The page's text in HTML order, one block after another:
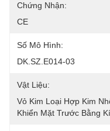
Chứng Nhận:
CE
Số Mô Hình:
DK.SZ.E014-03
Vật Liệu:
Vỏ Kim Loại Hợp Kim
Khiển Mặt Trước Bằng